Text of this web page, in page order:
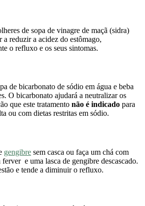
de sopa de vinagre de maçã (sidra)
reduzir a acidez do estômago,
o refluxo e os seus sintomas.
de bicarbonato de sódio em água e beba
O bicarbonato ajudará a neutralizar os
que este tratamento não é indicado para
ou com dietas restritas em sódio.
gengibre sem casca ou faça um chá com
ferver e uma lasca de gengibre descascado.
e tende a diminuir o refluxo.